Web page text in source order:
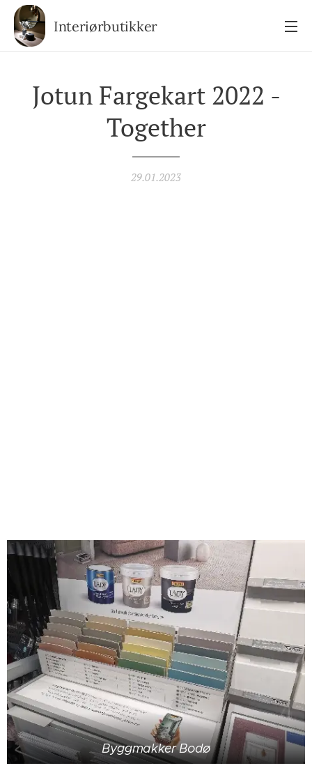
Interiørbutikker
Jotun Fargekart 2022 -
Together
29.01.2023
Byggmakker Bodø